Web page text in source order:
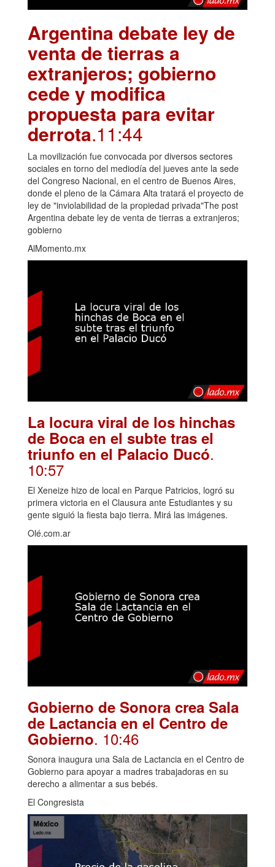
Argentina debate ley de
venta de tierras a
extranjeros; gobierno
cede y modifica
propuesta para evitar
derrota.11:44
La movilización fue convocada por diversos sectores
sociales en torno del mediodía del jueves ante la sede
del Congreso Nacional, en el centro de Buenos Aires,
donde el pleno de la Cámara Alta tratará el proyecto de
ley de "inviolabilidad de la propiedad privada"The post
Argentina debate ley de venta de tierras a extranjeros;
gobierno
AlMomento.mx
La locura viral de los hinchas
de Boca en el subte tras el
triunfo en el Palacio Ducó.
10:57
El Xeneize hizo de local en Parque Patricios, logró su
primera victoria en el Clausura ante Estudiantes y su
gente siguió la fiesta bajo tierra. Mirá las imágenes.
Olé.com.ar
Gobierno de Sonora crea Sala
de Lactancia en el Centro de
Gobierno. 10:46
Sonora inaugura una Sala de Lactancia en el Centro de
Gobierno para apoyar a madres trabajadoras en su
derecho a alimentar a sus bebés.
El Congresista